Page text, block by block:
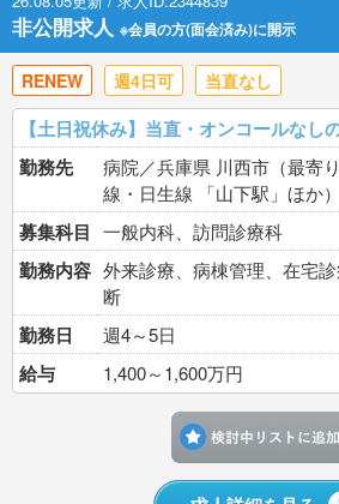
非公開求人 ※会員の方(面会済み)に開示
RENEW 週4日可 当直なし
【土日祝休み】当直・オンコールなし
勤務先
病院／兵庫県 川西市（最寄
線・日生線 「山下駅」ほか）
募集科目 一般内科、訪問診療科
勤務内容 外来診療、病棟管理、在宅
断
勤務日 週4～5日
給与 1,400～1,600万円